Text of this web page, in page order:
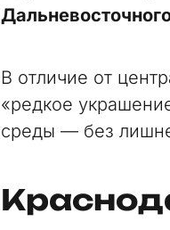
В отличие от
«редкое
среды — без